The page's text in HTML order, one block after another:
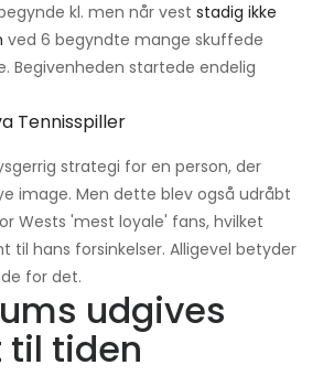
kl. men når vest stadig ikke
ved 6 begyndte mange skuffede
Begivenheden startede endelig
Tennisspiller
strategi for en person, der
image. Men dette blev også udråbt
Wests 'mest loyale' fans, hvilket
til hans forsinkelser. Alligevel betyder
for det.
udgives
tiden